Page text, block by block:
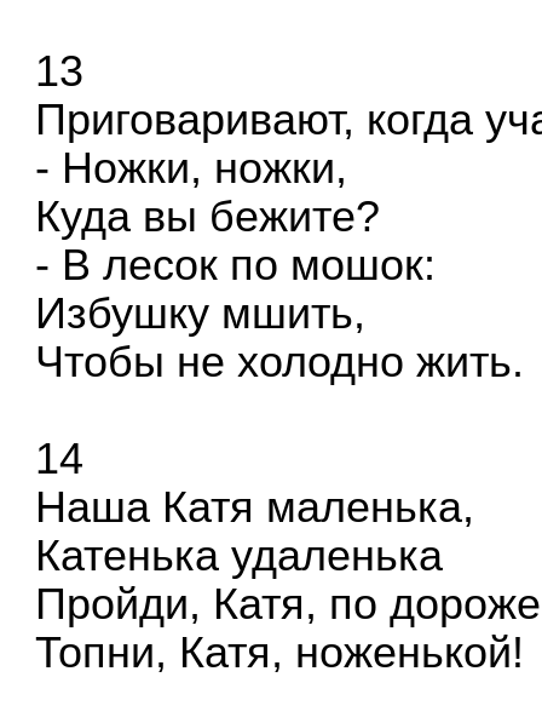
13
Приговаривают, когда
- Ножки, ножки,
Куда вы бежите?
- В лесок по мошок:
Избушку мшить,
Чтобы не холодно жить.
14
Наша Катя маленька,
Катенька удаленька
Пройди, Катя, по
Топни, Катя, ноженькой!